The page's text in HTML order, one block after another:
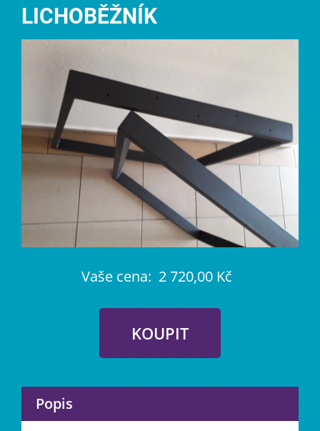
LICHOBĚŽNÍK
Vaše cena: 2 720,00 Kč
Popis